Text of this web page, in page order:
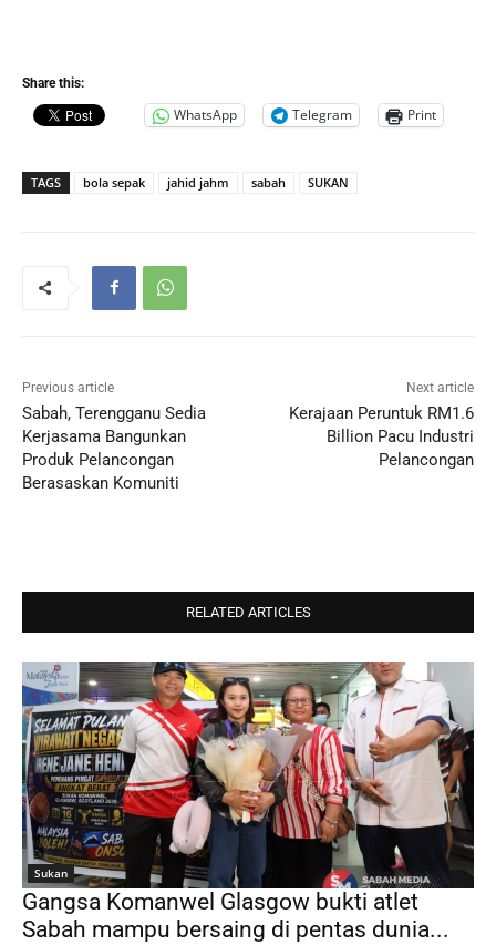
Share this:
WhatsApp Telegram Print
TAGS bola sepak jahid jahm sabah SUKAN
Previous article
Sabah, Terengganu Sedia
Kerjasama Bangunkan
Produk Pelancongan
Berasaskan Komuniti
Next article
Kerajaan Peruntuk RM1.6
Billion Pacu Industri
Pelancongan
RELATED ARTICLES
Sukan
Gangsa Komanwel Glasgow bukti atlet
Sabah mampu bersaing di pentas dunia...